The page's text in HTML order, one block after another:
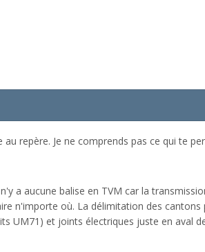
repère. Je ne comprends pas ce qui te
a aucune balise en TVM car la
n'importe où. La délimitation des
UM71) et joints électriques juste en aval